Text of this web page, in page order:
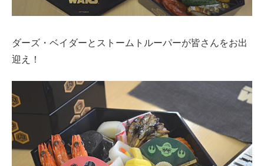
ダーズ・ベイダーとストームトルーパーが皆さんをお出
迎え！